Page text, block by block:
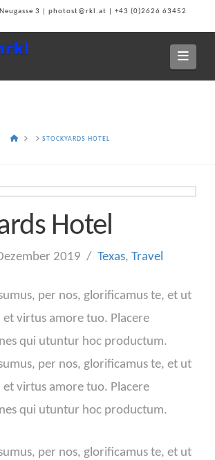
3 | photost@rkl.at | +43 (0)2626 63452
HOME STOCKYARDS HOTEL
Hotel
2019 Texas, Travel
per nos, glorificamus te, et ut
et virtus amore tuo. Placere
qui utuntur hoc productum.
per nos, glorificamus te, et ut
et virtus amore tuo. Placere
qui utuntur hoc productum.
per nos, glorificamus te, et ut